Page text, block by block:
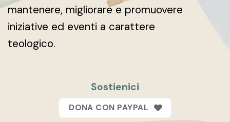
mantenere, migliorare e promuovere
iniziative ed eventi a carattere
teologico.
Sostienici
DONA CON PAYPAL